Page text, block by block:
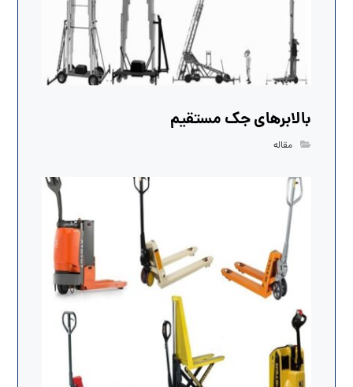
بالابرهای جک مستقیم
مقاله